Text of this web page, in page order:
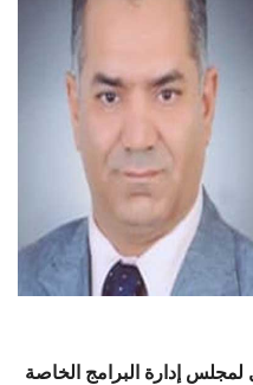
لمجلس إدارة البرامج الخاصة